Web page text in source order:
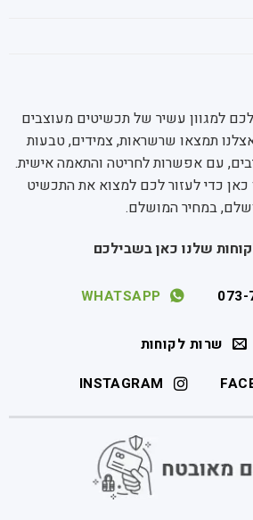
למגוון עשיר של תכשיטים מעוצבים
תמצאו שרשראות, צמידים, טבעות
עם אפשרות לחריטה והתאמה אישית.
כאן כדי לעזור לכם למצוא את התכשיט
במחיר המושלם.
שלנו כאן בשבילכם
073-
WHATSAPP
שרות לקוחות
INSTAGRAM